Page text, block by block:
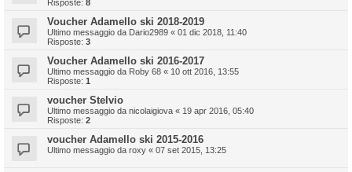
Risposte: 8
Voucher Adamello ski 2018-2019
Ultimo messaggio da Dario2989 « 01 dic 2018, 11:40
Risposte: 3
Voucher Adamello ski 2016-2017
Ultimo messaggio da Roby 68 « 10 ott 2016, 13:55
Risposte: 1
voucher Stelvio
Ultimo messaggio da nicolaigiova « 19 apr 2016, 05:40
Risposte: 2
voucher Adamello ski 2015-2016
Ultimo messaggio da roxy « 07 set 2015, 13:25